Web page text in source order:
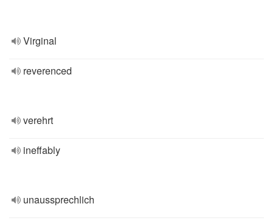
Virginal
reverenced
verehrt
ineffably
unaussprechlich